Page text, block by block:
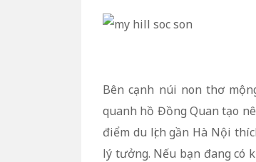
Bên cạnh núi non thơ
quanh hồ Đồng Quan tạo
điểm du lịch gần Hà Nội
lý tưởng. Nếu bạn đang có